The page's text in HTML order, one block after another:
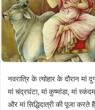
नवरात्रि के त्योहार के दौरान मां
मां चंद्रघंटा, मां कुष्मांडा, मां
और मां सिद्धिदात्री की पूजा करते